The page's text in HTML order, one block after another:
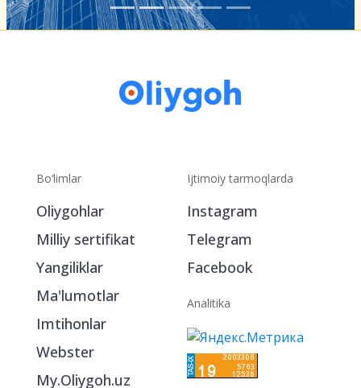
Bo‘limlar
Oliygohlar
Milliy sertifikat
Yangiliklar
Ma'lumotlar
Imtihonlar
Webster
My.Oliygoh.uz
Ijtimoiy tarmoqlarda
Instagram
Telegram
Facebook
Analitika